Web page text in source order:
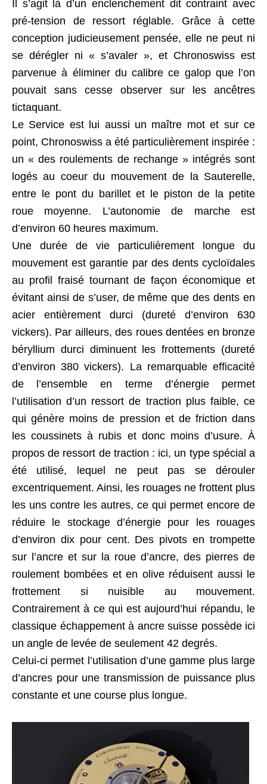
Il s’agit là d’un enclenchement dit contraint avec
pré-tension de ressort réglable. Grâce à cette
conception judicieusement pensée, elle ne peut ni
se dérégler ni « s’avaler », et Chronoswiss est
parvenue à éliminer du calibre ce galop que l’on
pouvait sans cesse observer sur les ancêtres
tictaquant.
Le Service est lui aussi un maître mot et sur ce
point, Chronoswiss a été particulièrement inspirée :
un « des roulements de rechange » intégrés sont
logés au coeur du mouvement de la Sauterelle,
entre le pont du barillet et le piston de la petite
roue moyenne. L’autonomie de marche est
d’environ 60 heures maximum.
Une durée de vie particulièrement longue du
mouvement est garantie par des dents cycloïdales
au profil fraisé tournant de façon économique et
évitant ainsi de s’user, de même que des dents en
acier entièrement durci (dureté d’environ 630
vickers). Par ailleurs, des roues dentées en bronze
béryllium durci diminuent les frottements (dureté
d’environ 380 vickers). La remarquable efficacité
de l’ensemble en terme d’énergie permet
l’utilisation d’un ressort de traction plus faible, ce
qui génère moins de pression et de friction dans
les coussinets à rubis et donc moins d’usure. À
propos de ressort de traction : ici, un type spécial a
été utilisé, lequel ne peut pas se dérouler
excentriquement. Ainsi, les rouages ne frottent plus
les uns contre les autres, ce qui permet encore de
réduire le stockage d’énergie pour les rouages
d’environ dix pour cent. Des pivots en trompette
sur l’ancre et sur la roue d’ancre, des pierres de
roulement bombées et en olive réduisent aussi le
frottement si nuisible au mouvement.
Contrairement à ce qui est aujourd’hui répandu, le
classique échappement à ancre suisse possède ici
un angle de levée de seulement 42 degrés.
Celui-ci permet l’utilisation d’une gamme plus large
d’ancres pour une transmission de puissance plus
constante et une course plus longue.